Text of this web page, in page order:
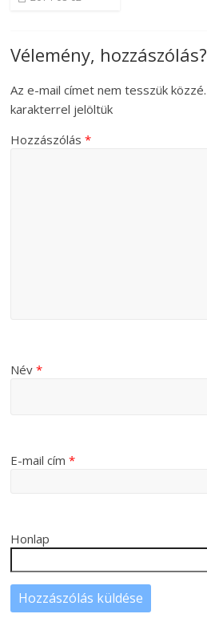
Vélemény, hozzászólás?
Az e-mail címet nem tesszük közzé.
karakterrel jelöltük
Hozzászólás*
Név*
E-mail cím*
Honlap